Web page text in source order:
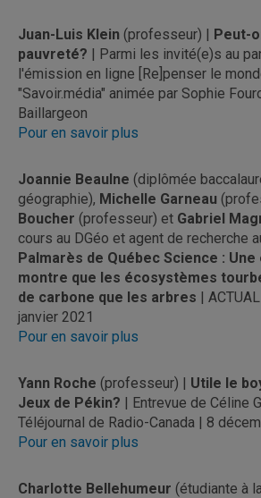
Juan-Luis Klein (professeur) | Peut-
pauvreté? | Parmi les invité(e)s au
l'émission en ligne [Re]penser le
"Savoir.média" animée par Sophie
Baillargeon
Pour en savoir plus
Joannie Beaulne (diplômée
géographie), Michelle Garneau
Boucher (professeur) et Gabriel
cours au DGéo et agent de recherche
Palmarès de Québec Science : Une
montre que les écosystèmes
de carbone que les arbres |
janvier 2021
Pour en savoir plus
Yann Roche (professeur) | Utile le
Jeux de Pékin? | Entrevue de Céline
Téléjournal de Radio-Canada | 8
Pour en savoir plus
Charlotte Bellehumeur (étudiante à